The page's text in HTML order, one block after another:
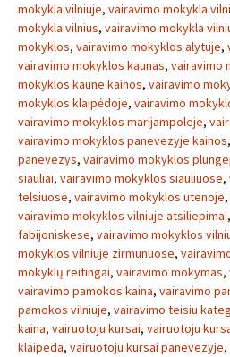
mokykla vilniuje, vairavimo mokykla
mokykla vilnius, vairavimo mokykla
mokyklos, vairavimo mokyklos alytuje,
vairavimo mokyklos kaunas, vairavimo
mokyklos kaune kainos, vairavimo
mokyklos klaipėdoje, vairavimo
vairavimo mokyklos marijampoleje,
vairavimo mokyklos panevezyje kainos,
panevezys, vairavimo mokyklos
siauliai, vairavimo mokyklos siauliuose,
telsiuose, vairavimo mokyklos utenoje,
vairavimo mokyklos vilniuje atsiliepimai,
fabijoniskese, vairavimo mokyklos
mokyklos vilniuje zirmunuose,
mokyklų reitingai, vairavimo mokymas,
vairavimo pamokos kaina, vairavimo
pamokos vilniuje, vairavimo teisiu
kaina, vairuotoju kursai, vairuotoju
klaipeda, vairuotoju kursai panevezyje,